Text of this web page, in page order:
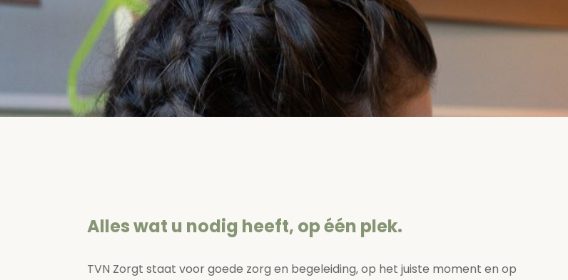
Alles wat u nodig heeft, op één plek.
TVN Zorgt staat voor goede zorg en begeleiding, op het juiste moment en op